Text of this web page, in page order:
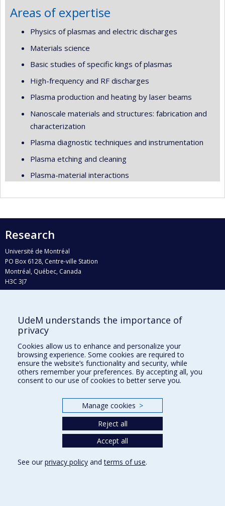
Areas of expertise
Physics of plasmas and electric discharges
Materials science
Basic studies of specific kings of plasmas
High-frequency and RF discharges
Plasma production and heating by laser beams
Nanoscale materials and structures: fabrication and
characterization
Plasma diagnostic techniques and instrumentation
Plasma etching and cleaning
Plasma-material interactions
Research
Université de Montréal
PO Box 6128, Centre-ville Station
Montréal, Québec, Canada
H3C 3J7
Who does what?
Find us
Site map
Accessibility
UdeM understands the importance of
privacy
Cookies allow us to enhance and personalize your
browsing experience. Some cookies are required to
ensure the website’s functionality and security, while
others remember your preferences. By accepting all, you
consent to our use of cookies to better serve you.
Manage cookies >
Reject all
Accept all
See our privacy policy andterms of use.